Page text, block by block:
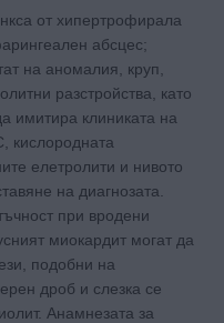
от хипертрофирала
абсцес;
на аномалия, круп,
разстройства, като
имитира клиниката на
кислородната
елетролити и нивото
на диагнозата.
при вродени
миокардит могат да
подобни на
дроб и слезка се
Анамнезата за